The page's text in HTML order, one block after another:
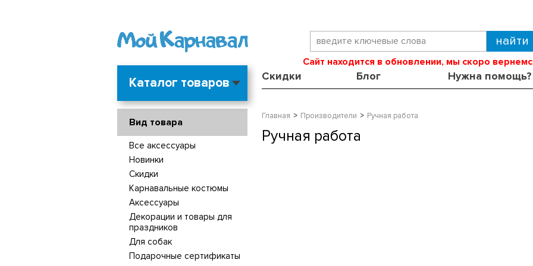
Сайт находится в обновлении, мы скоро
Каталог товаров Скидки Блог Нужна помощь?
Вид товара
Все аксессуары
Новинки
Скидки
Карнавальные костюмы
Аксессуары
Декорации и товары для
праздников
Для собак
Подарочные сертификаты
Главная Производители Ручная работа
Ручная работа